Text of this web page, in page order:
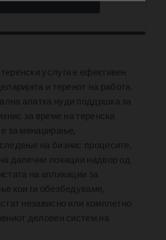
услуги е ефективен
и теренот на работа.
алатка нуди поддршка за
за време на теренска
за менаџирање,
на бизнис процесите,
далечни локации надвор од
на апликации за
кои ги обезбедуваме,
независно или комплетно
деловен систем на